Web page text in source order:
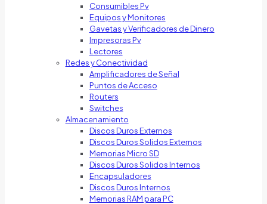
Consumibles Pv
Equipos y Monitores
Gavetas y Verificadores de Dinero
Impresoras Pv
Lectores
Redes y Conectividad
Amplificadores de Señal
Puntos de Acceso
Routers
Switches
Almacenamiento
Discos Duros Externos
Discos Duros Solidos Externos
Memorias Micro SD
Discos Duros Solidos Internos
Encapsuladores
Discos Duros Internos
Memorias RAM para PC